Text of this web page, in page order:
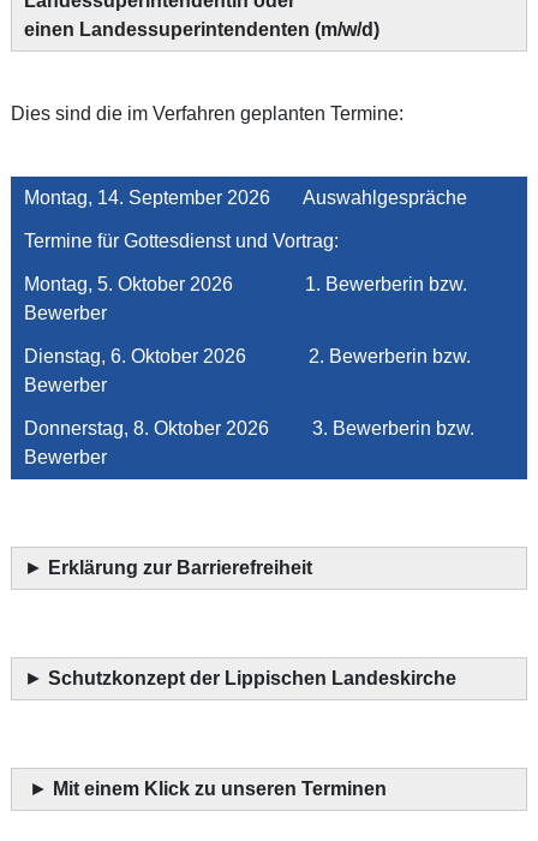
einen Landessuperintendenten (m/w/d)
Dies sind die im Verfahren geplanten Termine:
Montag, 14. September 2026 Auswahlgespräche
Termine für Gottesdienst und Vortrag:
Montag, 5. Oktober 2026 1. Bewerberin bzw.
Bewerber
Dienstag, 6. Oktober 2026 2. Bewerberin bzw.
Bewerber
Donnerstag, 8. Oktober 2026 3. Bewerberin bzw.
Bewerber
► Erklärung zur Barrierefreiheit
► Schutzkonzept der Lippischen Landeskirche
► Mit einem Klick zu unseren Terminen